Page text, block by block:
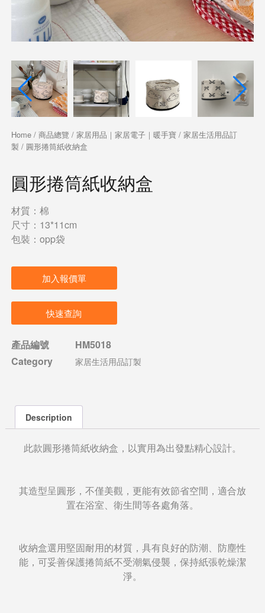
Home/ 商品總覽 / 家居用品｜家居電子｜暖手寶/ 家居生活用品訂
製 / 圓形捲筒紙收納盒
圓形捲筒紙收納盒
材質：棉
尺寸：13*11cm
包裝：opp袋
加入報價單
快速查詢
產品編號
HM5018
Category
家居生活用品訂製
Description
此款圓形捲筒紙收納盒，以實用為出發點精心設計。
其造型呈圓形，不僅美觀，更能有效節省空間，適合放
置在浴室、衛生間等各處角落。
收納盒選用堅固耐用的材質，具有良好的防潮、防塵性
能，可妥善保護捲筒紙不受潮氣侵襲，保持紙張乾燥潔
淨。